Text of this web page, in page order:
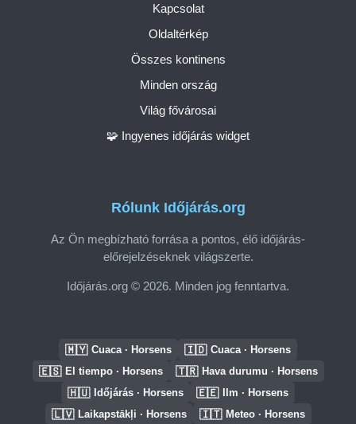
Rólunk Időjárás.org
Az Ön megbízható forrása a pontos, élő időjárás-
előrejelzéseknek világszerte.
Időjárás.org © 2026. Minden jog fenntartva.
Kapcsolat
Oldaltérkép
Összes kontinens
Minden ország
Világ fővárosai
🧩 Ingyenes időjárás widget
🇲🇾 Cuaca · Horsens 🇮🇩 Cuaca · Horsens
🇪🇸 El tiempo · Horsens 🇹🇷 Hava durumu · Horsens
🇭🇺 Időjárás · Horsens 🇪🇪 Ilm · Horsens
🇱🇻 Laikapstākļi · Horsens 🇮🇹 Meteo · Horsens